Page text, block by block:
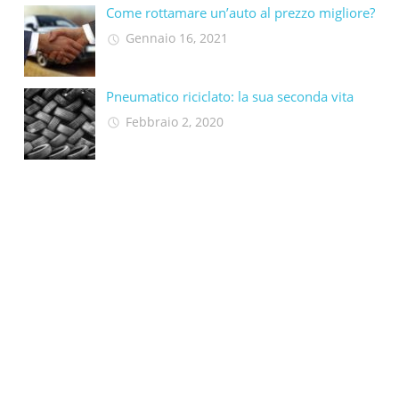
Come rottamare un’auto al prezzo migliore?
Gennaio 16, 2021
Pneumatico riciclato: la sua seconda vita​
Febbraio 2, 2020